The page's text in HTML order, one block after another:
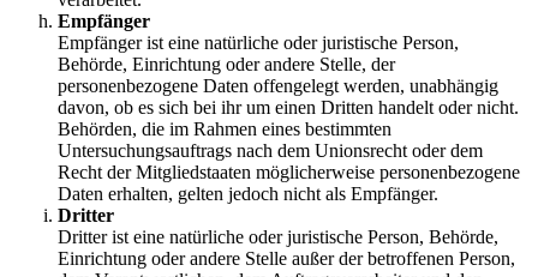
Empfänger
Empfänger ist eine natürliche oder juristische Person,
Behörde, Einrichtung oder andere Stelle, der
personenbezogene Daten offengelegt werden, unabhängig
davon, ob es sich bei ihr um einen Dritten handelt oder nicht.
Behörden, die im Rahmen eines bestimmten
Untersuchungsauftrags nach dem Unionsrecht oder dem
Recht der Mitgliedstaaten möglicherweise personenbezogene
Daten erhalten, gelten jedoch nicht als Empfänger.
Dritter
Dritter ist eine natürliche oder juristische Person, Behörde,
Einrichtung oder andere Stelle außer der betroffenen Person,